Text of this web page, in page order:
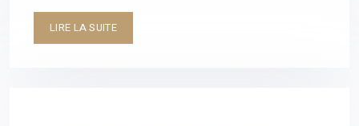
LIRE LA SUITE